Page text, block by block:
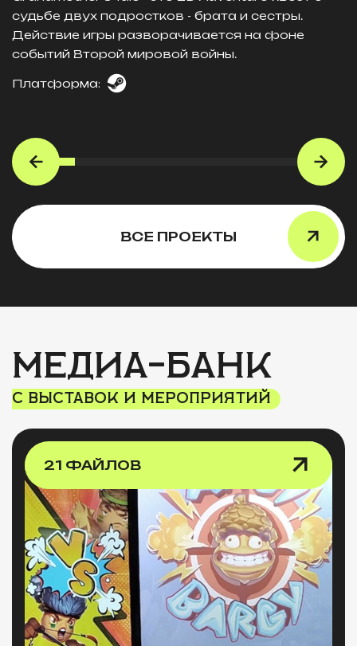
судьбе двух подростков - брата и сестры.
Действие игры разворачивается на фоне
событий Второй мировой войны.
Платформа:
ВСЕ ПРОЕКТЫ
МЕДИА-БАНК
С ВЫСТАВОК И МЕРОПРИЯТИЙ
21 ФАЙЛОВ